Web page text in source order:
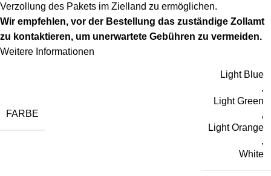
Verzollung des Pakets im Zielland zu ermöglichen.
Wir empfehlen, vor der Bestellung das zuständige Zollamt
zu kontaktieren, um unerwartete Gebühren zu vermeiden.
Weitere Informationen
FARBE
Light Blue
,
Light Green
,
Light Orange
,
White